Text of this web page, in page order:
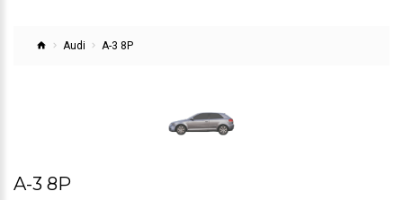
Audi A-3 8P
A-3 8P